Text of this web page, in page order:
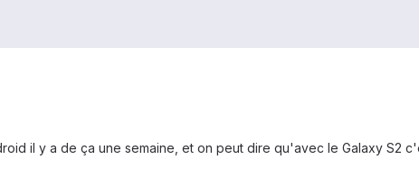
il y a de ça une semaine, et on peut dire qu'avec le Galaxy S2